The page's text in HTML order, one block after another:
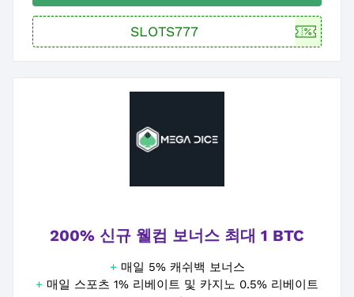
200% 신규 웰컴 보너스 최대 1 BTC
+ 매일 5% 캐쉬백 보너스
+ 매일 스포츠 1% 리베이트 및 카지노 0.5% 리베이트